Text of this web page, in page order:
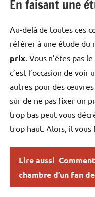
En faisant une
Au-delà de toutes ces
référer à une étude du
prix. Vous n’êtes pas
c’est l’occasion de voir
autres pour des
sûr de ne pas fixer un
trop bas peut vous
trop haut. Alors, il vous
Lire aussi
chambre d’un fan